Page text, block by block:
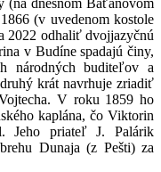
(v uvedenom kostole
2022 odhaliť dvojjazyčnú
v Budíne spadajú činy,
národných buditeľov a
krát navrhuje zriadiť
V roku 1859 ho
kaplána, čo Viktorin
Jeho priateľ J. Palárik
Dunaja (z Pešti) za